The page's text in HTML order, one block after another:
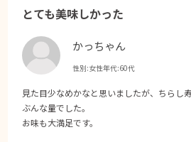
とても美味しかった
かっちゃん
性別:女性年代:60代
見た目少なめかなと思いましたが、ちらし
ぶんな量でした。
お味も大満足です。